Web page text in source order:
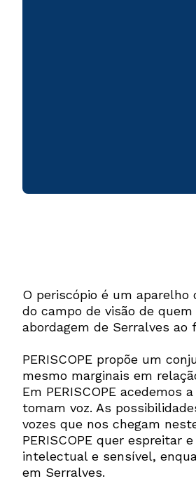
O periscópio é um
do campo de visão de
abordagem de Serralves ao
PERISCOPE propõe um
mesmo marginais em
Em PERISCOPE
tomam voz. As
vozes que nos chegam
PERISCOPE quer
intelectual e sensível,
em Serralves.